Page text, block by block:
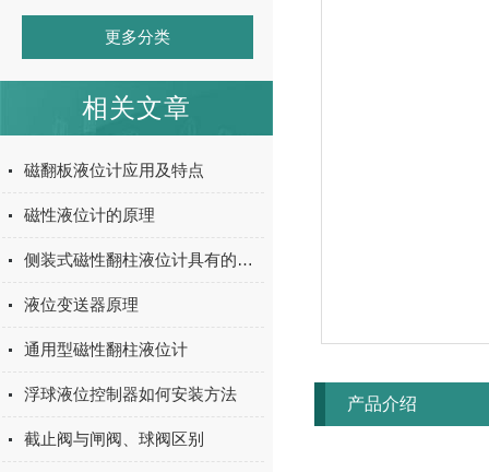
更多分类
相关文章
磁翻板液位计应用及特点
磁性液位计的原理
侧装式磁性翻柱液位计具有的功能
液位变送器原理
通用型磁性翻柱液位计
浮球液位控制器如何安装方法
截止阀与闸阀、球阀区别
产品介绍